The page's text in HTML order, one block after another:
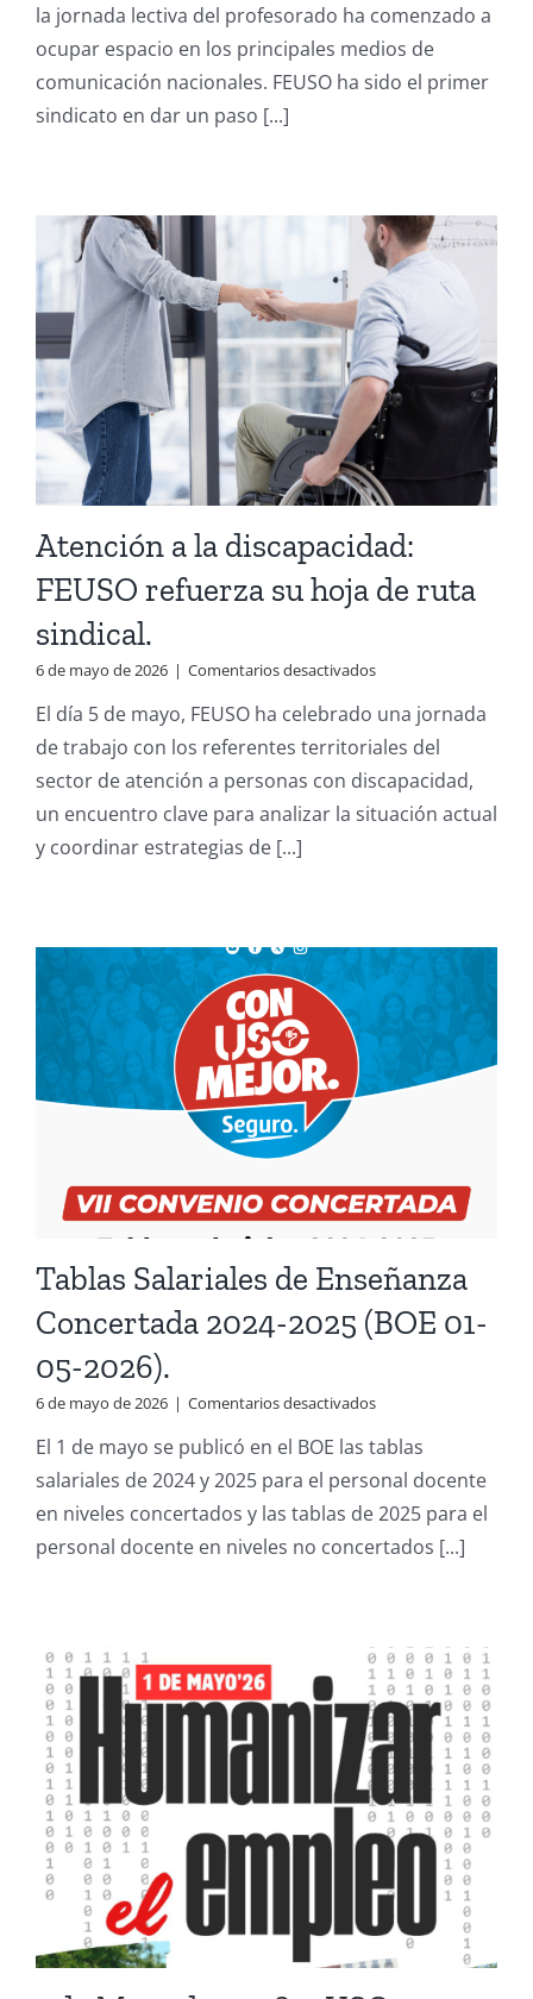
se
hace
eco
del
Proyecto
de
Ley
que
excluye
la
concertada.
la jornada lectiva del profesorado ha comenzado a
ocupar espacio en los principales medios de
comunicación nacionales. FEUSO ha sido el primer
sindicato en dar un paso [...]
Atención a la discapacidad:
FEUSO refuerza su hoja de ruta
sindical.
6 de mayo de 2026 | Comentarios desactivadosen
a
la
discapacidad:
FEUSO
refuerza
su
El día 5 de mayo, FEUSO ha celebrado una jornada
de trabajo con los referentes territoriales del
sector de atención a personas con discapacidad,
un encuentro clave para analizar la situación actual
y coordinar estrategias de [...]
Tablas Salariales de Enseñanza
Concertada 2024-2025 (BOE 01-
05-2026).
6 de mayo de 2026 | Comentarios desactivadosen
Salariales
Enseñanza
Concertada
2024-
2025
2026).
El 1 de mayo se publicó en el BOE las tablas
salariales de 2024 y 2025 para el personal docente
en niveles concertados y las tablas de 2025 para el
personal docente en niveles no concertados [...]